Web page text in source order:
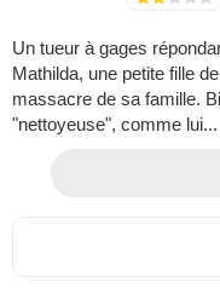
Un tueur à gages
Mathilda, une petite fille
massacre de sa famille.
"nettoyeuse", comme lui...